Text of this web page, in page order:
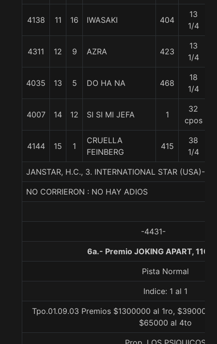
4138 11 16 IWASAKI 404
13
1/4
4311 12 9 AZRA 423
13
1/4
4035 13 5 DO HA NA 468
18
1/4
4007 14 12 SI SI MI JEFA 1
32
cpos
4144 15 1
CRUELLA
FEINBERG
415
38
1/4
JANSTAR, H.C., 3. INTERNATIONAL STAR (USA)-
NO CORRIERON : NO HAY ADIOS
-4431-
6a.- Premio JOKING APART,
Pista Normal
Indice: 1 al 1
Tpo.01.09.03 Premios $1300000 al 1ro, $390000
$65000 al 4to